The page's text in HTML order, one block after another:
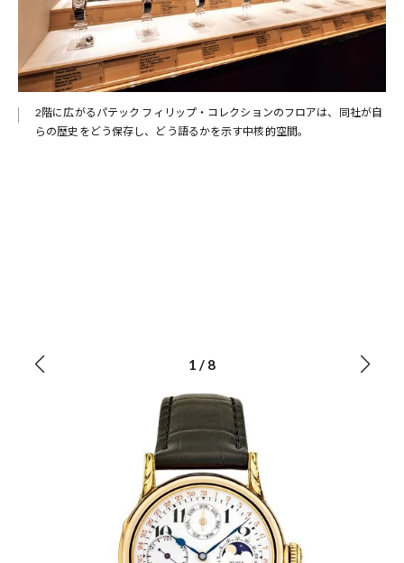
2階に広がるパテック フィリップ・コレクションのフロアは、同社が自
らの歴史をどう保存し、どう語るかを示す中核的空間。
1 / 8